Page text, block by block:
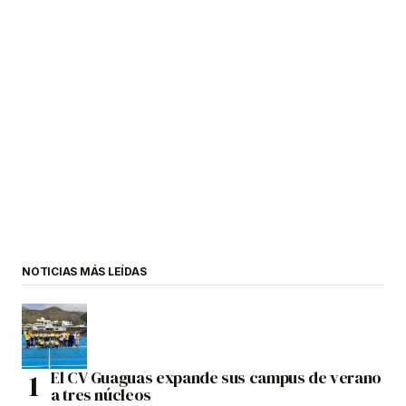
NOTICIAS MÁS LEÍDAS
El CV Guaguas expande sus campus de verano
a tres núcleos